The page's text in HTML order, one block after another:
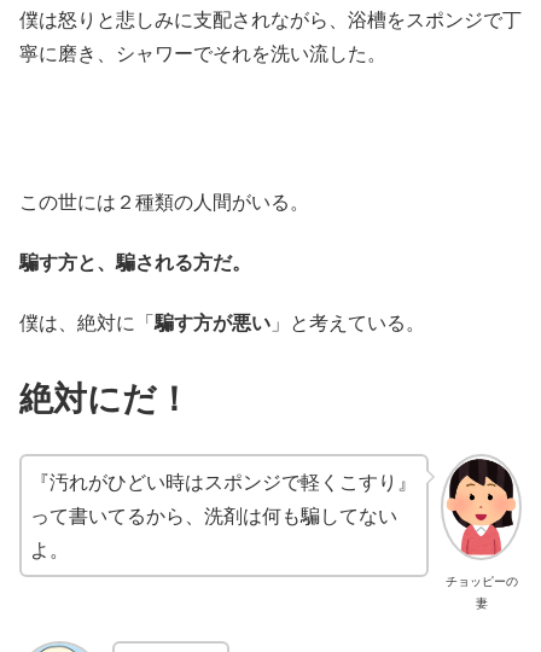
僕は怒りと悲しみに支配されながら、浴槽をスポンジで丁
寧に磨き、シャワーでそれを洗い流した。
この世には２種類の人間がいる。
騙す方と、騙される方だ。
僕は、絶対に「騙す方が悪い 」と考えている。
絶対にだ！
チョッピーの
妻
『汚れがひどい時はスポンジで軽くこすり』
って書いてるから、洗剤は何も騙してない
よ。